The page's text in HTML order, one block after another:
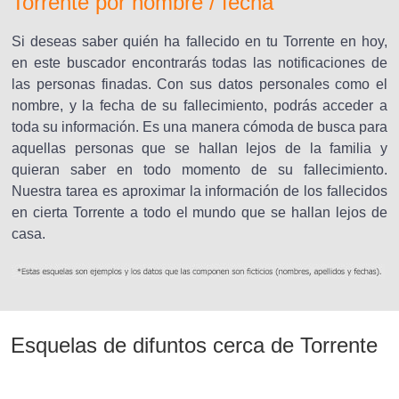
Si deseas saber quién ha fallecido en tu Torrente en hoy,
en este buscador encontrarás todas las notificaciones de
las personas finadas. Con sus datos personales como el
nombre, y la fecha de su fallecimiento, podrás acceder a
toda su información. Es una manera cómoda de busca para
aquellas personas que se hallan lejos de la familia y
quieran saber en todo momento de su fallecimiento.
Nuestra tarea es aproximar la información de los fallecidos
en cierta Torrente a todo el mundo que se hallan lejos de
casa.
Esquelas de difuntos cerca de Torrente